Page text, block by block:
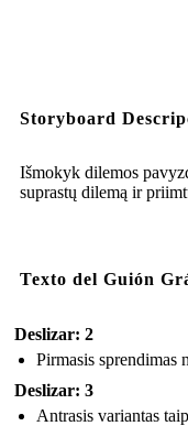
Storyboard
Išmokyk dilemos
suprastų dilemą ir
Texto del Guión
Deslizar: 2
Pirmasis sprendimas
Deslizar: 3
Antrasis variantas